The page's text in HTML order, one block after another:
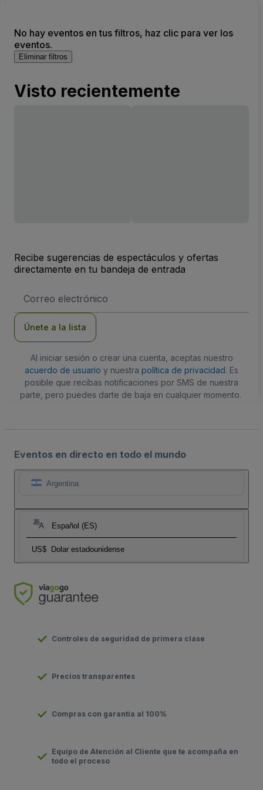
No hay eventos en tus filtros, haz clic para ver los
eventos.
Eliminar filtros
Visto recientemente
Recibe sugerencias de espectáculos y ofertas
directamente en tu bandeja de entrada
de
Únete a la lista
Al iniciar sesión o crear una cuenta, aceptas nuestro
acuerdo de usuario y nuestra política de privacidad. Es
posible que recibas notificaciones por SMS de nuestra
parte, pero puedes darte de baja en cualquier momento.
Eventos en directo en todo el mundo
Argentina
Español (ES)
US$ Dolar estadounidense
Controles de seguridad de primera clase
Precios transparentes
Compras con garantía al 100%
Equipo de Atención al Cliente que te acompaña en
todo el proceso